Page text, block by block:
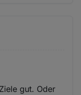
gut. Oder